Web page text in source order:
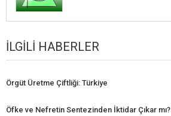
İLGILI HABERLER
Örgüt Üretme Çiftliği: Türkiye
Öfke ve Nefretin Sentezinden İktidar Çıkar mı?